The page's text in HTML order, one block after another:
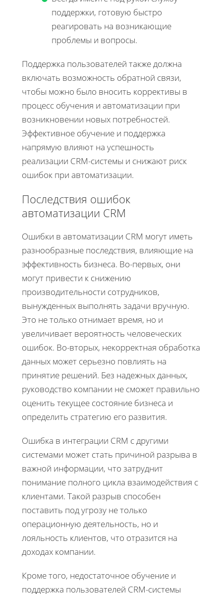
поддержки, готовую быстро
реагировать на возникающие
проблемы и вопросы.
Поддержка пользователей также должна
включать возможность обратной связи,
чтобы можно было вносить коррективы в
процесс обучения и автоматизации при
возникновении новых потребностей.
Эффективное обучение и поддержка
напрямую влияют на успешность
реализации CRM-системы и снижают риск
ошибок при автоматизации.
Последствия ошибок
автоматизации CRM
Ошибки в автоматизации CRM могут иметь
разнообразные последствия, влияющие на
эффективность бизнеса. Во-первых, они
могут привести к снижению
производительности сотрудников,
вынужденных выполнять задачи вручную.
Это не только отнимает время, но и
увеличивает вероятность человеческих
ошибок. Во-вторых, некорректная обработка
данных может серьезно повлиять на
принятие решений. Без надежных данных,
руководство компании не сможет правильно
оценить текущее состояние бизнеса и
определить стратегию его развития.
Ошибка в интеграции CRM с другими
системами может стать причиной разрыва в
важной информации, что затруднит
понимание полного цикла взаимодействия с
клиентами. Такой разрыв способен
поставить под угрозу не только
операционную деятельность, но и
лояльность клиентов, что отразится на
доходах компании.
Кроме того, недостаточное обучение и
поддержка пользователей CRM-системы